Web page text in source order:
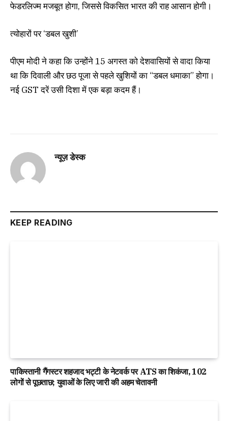
फेडरलिज्म मजबूत होगा, जिससे विकसित भारत की राह आसान होगी।
त्योहारों पर ‘डबल खुशी’
पीएम मोदी ने कहा कि उन्होंने 15 अगस्त को देशवासियों से वादा किया
था कि दिवाली और छठ पूजा से पहले खुशियों का “डबल धमाका” होगा।
नई GST दरें उसी दिशा में एक बड़ा कदम हैं।
न्यूज़ डेस्क
KEEP READING
पाकिस्तानी गैंगस्टर शहजाद भट्टी के नेटवर्क पर ATS का शिकंजा, 102
लोगों से पूछताछ; युवाओं के लिए जारी की अहम चेतावनी